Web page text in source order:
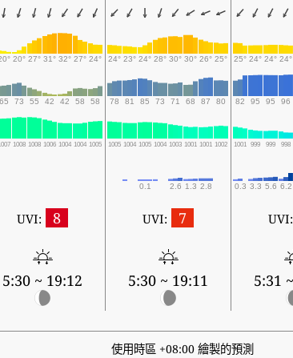
20° 27° 31° 32° 27° 24° 24° 23° 24° 28° 30° 30° 26° 25° 25° 24° 24° 24°
65 73 55 42 42 58 58 78 81 85 73 71 68 87 80 82 95 95 96
1008 1008 1006 1004 1004 1005 1005 1004 1005 1004 1003 1001 1001 1002 1001 999 999 998
0.1 2.6 1.3 2.8 0.3 3.3 5.6 6.2
UVI: 8
5:30 ~ 19:12
UVI: 7
5:30 ~ 19:11
UVI:
5:31
使用時區 +08:00 繪製的預測